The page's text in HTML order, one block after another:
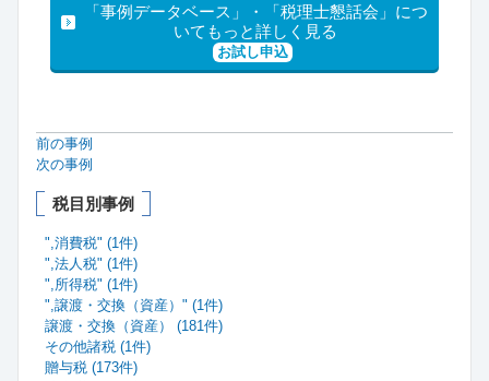
「事例データベース」・「税理士懇話会」につ
いてもっと詳しく見る
お試し申込
前の事例
次の事例
税目別事例
",消費税" (1件)
",法人税" (1件)
",所得税" (1件)
",譲渡・交換（資産）" (1件)
譲渡・交換（資産） (181件)
その他諸税 (1件)
贈与税 (173件)